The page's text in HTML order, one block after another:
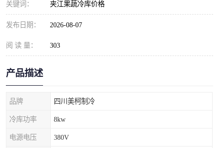
关键词： 夹江果蔬冷库价格
发布日期： 2026-08-07
阅 读 量： 303
产品描述
品牌 四川美柯制冷
冷库功率 8kw
电源电压 380V